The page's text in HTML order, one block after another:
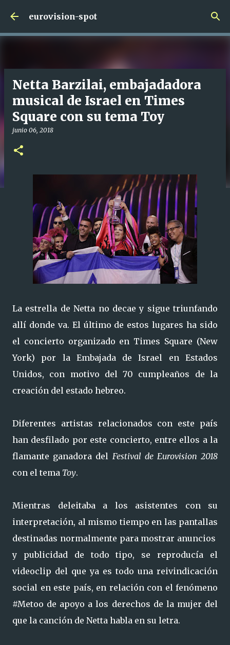
Ir al contenido principal
eurovision-spot
Netta Barzilai, embajadadora
musical de Israel en Times
Square con su tema Toy
junio 06, 2018
La estrella de Netta no decae y sigue triunfando
allí donde va. El último de estos lugares ha sido
el concierto organizado en Times Square (New
York) por la Embajada de Israel en Estados
Unidos, con motivo del 70 cumpleaños de la
creación del estado hebreo.
Diferentes artistas relacionados con este país
han desfilado por este concierto, entre ellos a la
flamante ganadora del Festival de Eurovision 2018
con el tema Toy.
Mientras deleitaba a los asistentes con su
interpretación, al mismo tiempo en las pantallas
destinadas normalmente para mostrar anuncios
y publicidad de todo tipo, se reproducía el
videoclip del que ya es todo una reivindicación
social en este país, en relación con el fenómeno
#Metoo de apoyo a los derechos de la mujer del
que la canción de Netta habla en su letra.